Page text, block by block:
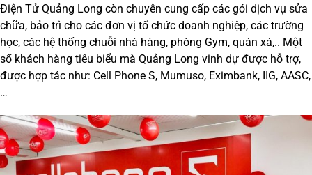
Điện Tử Quảng Long còn chuyên cung cấp các gói dịch vụ sửa
chữa, bảo trì cho các đơn vị tổ chức doanh nghiệp, các trường
học, các hệ thống chuỗi nhà hàng, phòng Gym, quán xá,.. Một
số khách hàng tiêu biểu mà Quảng Long vinh dự được hỗ trợ,
được hợp tác như: Cell Phone S, Mumuso, Eximbank, IIG, AASC,
…